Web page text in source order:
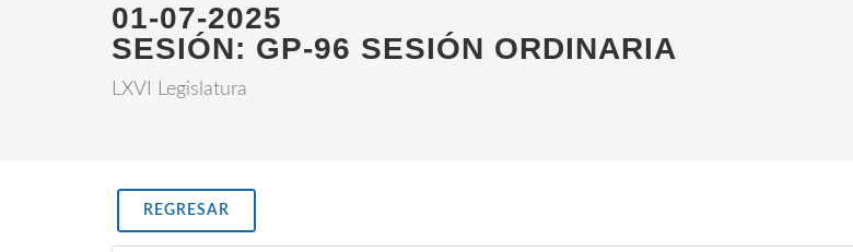
01-07-2025
SESIÓN: GP-96 SESIÓN ORDINARIA
LXVI Legislatura
REGRESAR